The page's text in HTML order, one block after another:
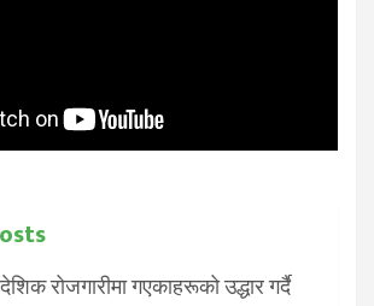
रोजगारीमा गएकाहरूको उद्धार गर्दै